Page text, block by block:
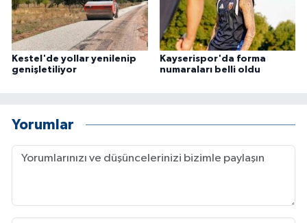
Kestel'de yollar yenilenip
genişletiliyor
Kayserispor'da forma
numaraları belli oldu
Yorumlar